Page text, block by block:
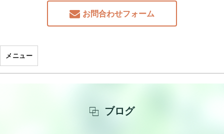
お問合わせフォーム
メニュー
ブログ